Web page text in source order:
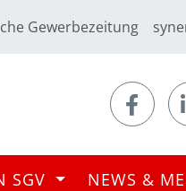
Gewerbezeitung
SGV NEWS &